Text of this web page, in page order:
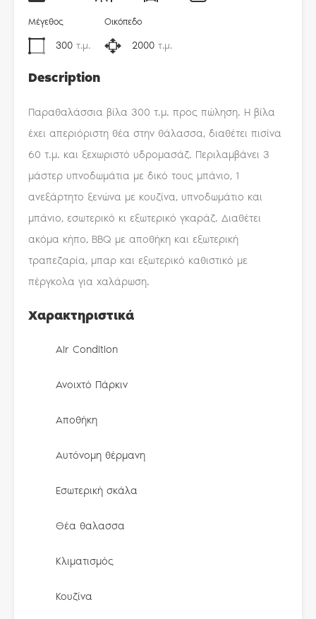
Μέγεθος
300 τ.μ.
Οικόπεδο
2000 τ.μ.
Description
Παραθαλάσσια βίλα 300 τ.μ. προς πώληση. Η βίλα
έχει απεριόριστη θέα στην θάλασσα, διαθέτει πισίνα
60 τ.μ. και ξεχωριστό υδρομασάζ. Περιλαμβάνει 3
μάστερ υπνοδωμάτια με δικό τους μπάνιο, 1
ανεξάρτητο ξενώνα με κουζίνα, υπνοδωμάτιο και
μπάνιο, εσωτερικό κι εξωτερικό γκαράζ. Διαθέτει
ακόμα κήπο, BBQ με αποθήκη και εξωτερική
τραπεζαρία, μπαρ και εξωτερικό καθιστικό με
πέργκολα για χαλάρωση.
Χαρακτηριστικά
Air Condition
Ανοιχτό Πάρκιν
Αποθήκη
Αυτόνομη θέρμανη
Εσωτερική σκάλα
Θέα θαλασσα
Κλιματισμός
Κουζίνα